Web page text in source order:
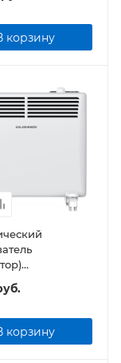
корзину
(механическое
корзину